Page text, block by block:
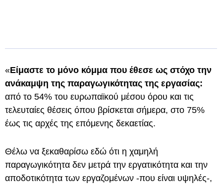
«Είμαστε το μόνο κόμμα που έθεσε ως στόχο την
ανάκαμψη της παραγωγικότητας της εργασίας:
από το 54% του ευρωπαϊκού μέσου όρου και τις
τελευταίες θέσεις όπου βρίσκεται σήμερα, στο 75%
έως τις αρχές της επόμενης δεκαετίας.
Θέλω να ξεκαθαρίσω εδώ ότι η χαμηλή
παραγωγικότητα δεν μετρά την εργατικότητα και την
αποδοτικότητα των εργαζομένων -που είναι υψηλές-,